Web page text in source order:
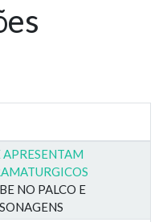
APRESENTAM
NO PALCO E